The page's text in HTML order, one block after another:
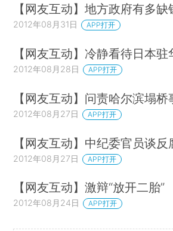
【网友互动】地方政府有多缺
2012年08月31日 APP打开
【网友互动】冷静看待日本
2012年08月28日 APP打开
【网友互动】问责哈尔滨塌桥
2012年08月27日 APP打开
【网友互动】中纪委官员谈反
2012年08月27日 APP打开
【网友互动】激辩“放开二胎”
2012年08月24日 APP打开